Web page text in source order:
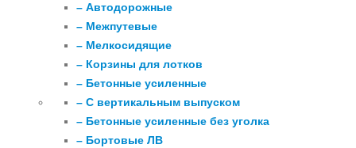
– Автодорожные
– Межпутевые
– Мелкосидящие
– Корзины для лотков
– Бетонные усиленные
– С вертикальным выпуском
– Бетонные усиленные без уголка
– Бортовые ЛВ